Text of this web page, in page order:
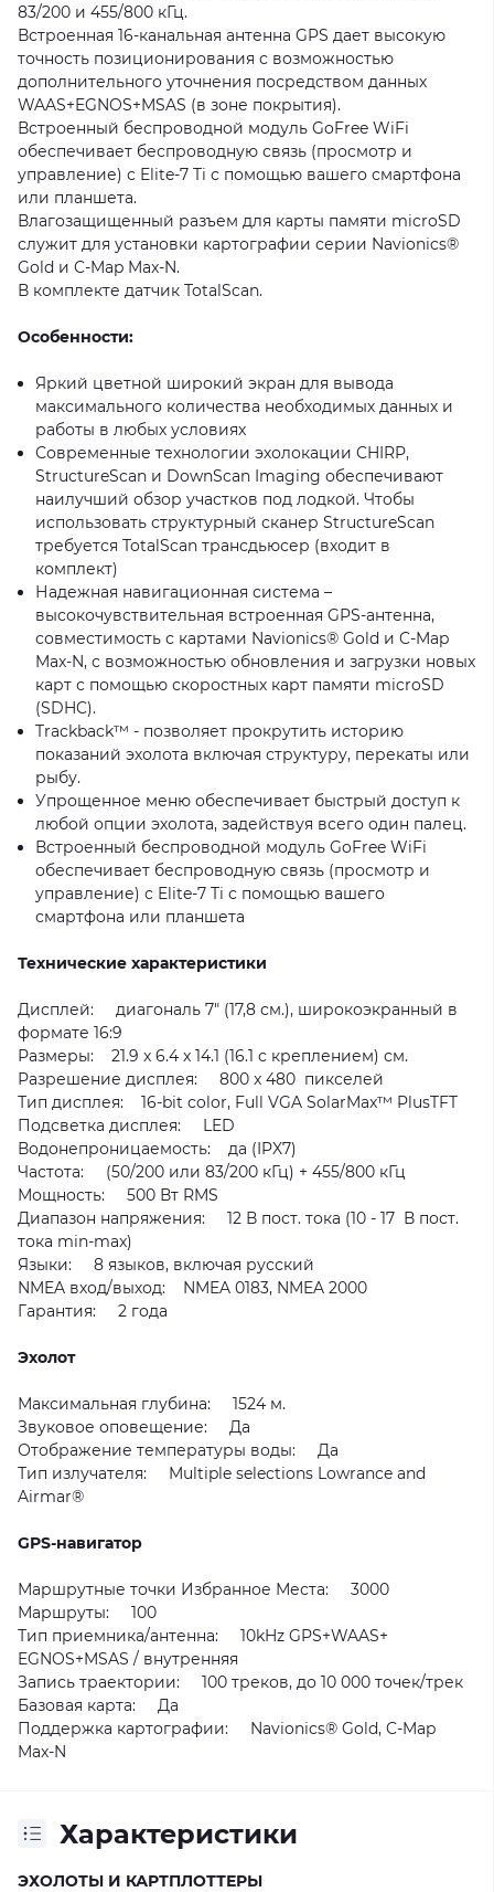
83/200 и 455/800 кГц.
Встроенная 16-канальная антенна GPS дает высокую
точность позиционирования с возможностью
дополнительного уточнения посредством данных
WAAS+EGNOS+MSAS (в зоне покрытия).
Встроенный беспроводной модуль GoFree WiFi
обеспечивает беспроводную связь (просмотр и
управление) с Elite-7 Ti с помощью вашего смартфона
или планшета.
Влагозащищенный разъем для карты памяти microSD
служит для установки картографии серии Navionics®
Gold и C-Map Max-N.
В комплекте датчик TotalScan.
Особенности:
Яркий цветной широкий экран для вывода
максимального количества необходимых данных и
работы в любых условиях
Современные технологии эхолокации CHIRP,
StructureScan и DownScan Imaging обеспечивают
наилучший обзор участков под лодкой. Чтобы
использовать структурный сканер StructureScan
требуется TotalScan трансдьюсер (входит в
комплект)
Надежная навигационная система –
высокочувствительная встроенная GPS-антенна,
совместимость с картами Navionics® Gold и C-Map
Max-N, с возможностью обновления и загрузки новых
карт с помощью скоростных карт памяти microSD
(SDHC).
Trackback™ - позволяет прокрутить историю
показаний эхолота включая структуру, перекаты или
рыбу.
Упрощенное меню обеспечивает быстрый доступ к
любой опции эхолота, задействуя всего один палец.
Встроенный беспроводной модуль GoFree WiFi
обеспечивает беспроводную связь (просмотр и
управление) с Elite-7 Ti с помощью вашего
смартфона или планшета
Технические характеристики
Дисплей: диагональ 7" (17,8 см.), широкоэкранный в
формате 16:9
Размеры: 21.9 x 6.4 x 14.1 (16.1 с креплением) см.
Разрешение дисплея: 800 x 480 пикселей
Тип дисплея: 16-bit color, Full VGA SolarMax™ PlusTFT
Подсветка дисплея: LED
Водонепроницаемость: да (IPX7)
Частота: (50/200 или 83/200 кГц) + 455/800 кГц
Мощность: 500 Вт RMS
Диапазон напряжения: 12 В пост. тока (10 - 17 В пост.
тока min-max)
Языки: 8 языков, включая русский
NMEA вход/выход: NMEA 0183, NMEA 2000
Гарантия: 2 года
Эхолот
Максимальная глубина: 1524 м.
Звуковое оповещение: Да
Отображение температуры воды: Да
Тип излучателя: Multiple selections Lowrance and
Airmar®
GPS-навигатор
Маршрутные точки Избранное Места: 3000
Маршруты: 100
Тип приемника/антенна: 10kHz GPS+WAAS+
EGNOS+MSAS / внутренняя
Запись траектории: 100 треков, до 10 000 точек/трек
Базовая карта: Да
Поддержка картографии: Navionics® Gold, C-Map
Max-N
Характеристики
ЭХОЛОТЫ И КАРТПЛОТТЕРЫ